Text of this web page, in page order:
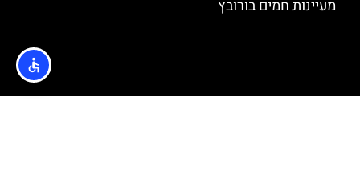
מעיינות חמים בורובץ